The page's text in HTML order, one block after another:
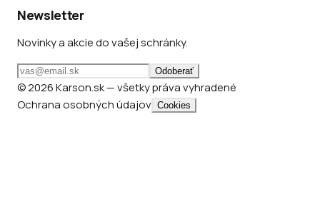
Newsletter
Novinky a akcie do vašej schránky.
Odoberať
© 2026 Karson.sk — všetky práva vyhradené
Ochrana osobných údajov Cookies